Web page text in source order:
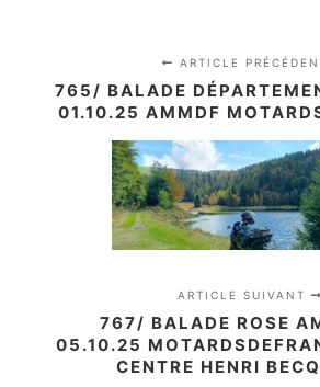
ARTICLE
765/ BALADE
01.10.25 AMMDF
ARTICLE SUIVANT
767/ BALADE ROSE
05.10.25
CENTRE HENRI